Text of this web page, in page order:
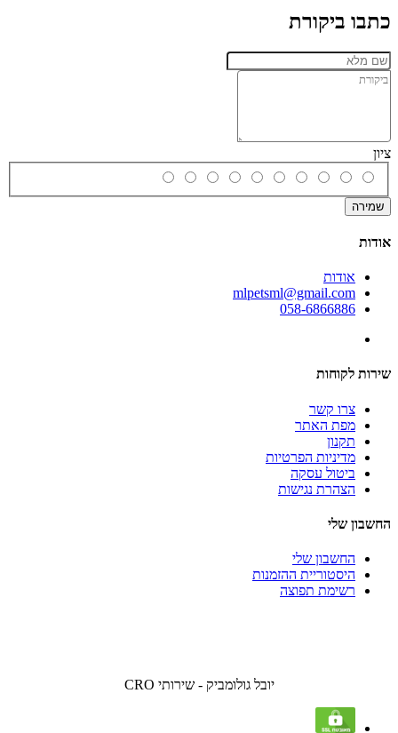
כתבו ביקורת
ציון
שמירה
אודות
אודות
mlpetsml@gmail.com
058-6866886
שירות לקוחות
צרו קשר
מפת האתר
תקנון
מדיניות הפרטיות
ביטול עסקה
הצהרת נגישות
החשבון שלי
החשבון שלי
היסטוריית ההזמנות
רשימת תפוצה
יובל גולומביק - שירותי CRO